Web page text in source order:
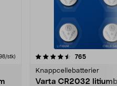
stk) 765
Knappcellebatterier
Varta CR2032
4.5av 5 stjerner